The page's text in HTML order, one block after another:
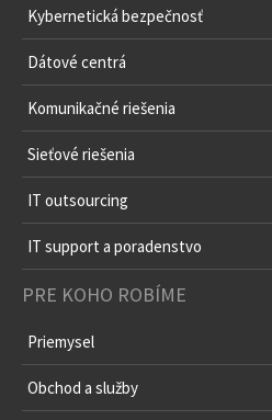
Kybernetická bezpečnosť
Dátové centrá
Komunikačné riešenia
Sieťové riešenia
IT outsourcing
IT support a poradenstvo
PRE KOHO ROBÍME
Priemysel
Obchod a služby